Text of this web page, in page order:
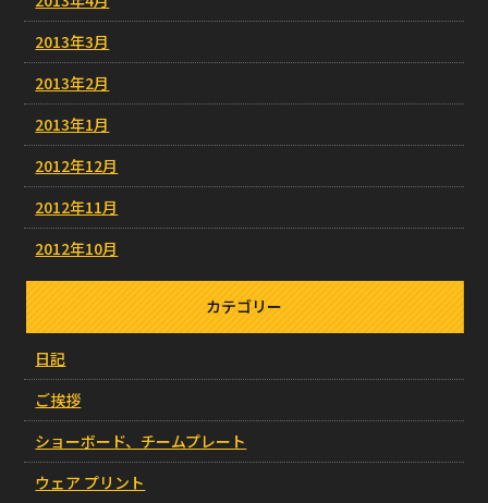
2013年3月
2013年2月
2013年1月
2012年12月
2012年11月
2012年10月
カテゴリー
日記
ご挨拶
ショーボード、チームプレート
ウェア プリント